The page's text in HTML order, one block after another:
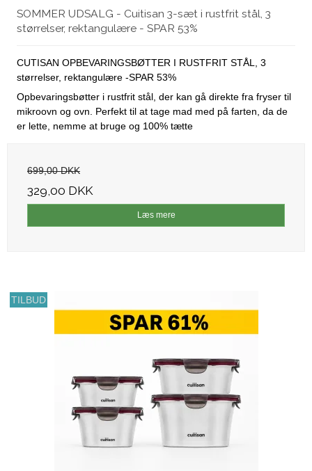
SOMMER UDSALG - Cuitisan 3-sæt i rustfrit stål, 3
størrelser, rektangulære - SPAR 53%
CUTISAN OPBEVARINGSBØTTER I RUSTFRIT STÅL, 3
størrelser, rektangulære -SPAR 53%
Opbevaringsbøtter i rustfrit stål, der kan gå direkte fra fryser til
mikroovn og ovn. Perfekt til at tage mad med på farten, da de
er lette, nemme at bruge og 100% tætte
699,00 DKK
329,00 DKK
Læs mere
TILBUD